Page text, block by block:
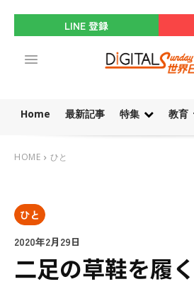
LINE 登録
Home 最新記事 特集 教育
HOME ひと
ひと
2020年2月29日
二足の草鞋を履